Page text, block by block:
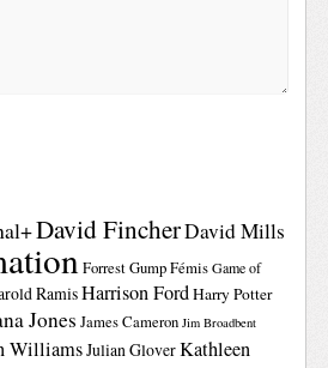
David FincherDavid Mills
Forrest GumpFémis Game of
RamisHarrison FordHarry Potter
Jones James Cameron Jim Broadbent
WilliamsJulian GloverKathleen